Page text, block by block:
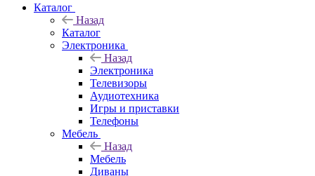
Каталог
Назад
Каталог
Электроника
Назад
Электроника
Телевизоры
Аудиотехника
Игры и приставки
Телефоны
Мебель
Назад
Мебель
Диваны